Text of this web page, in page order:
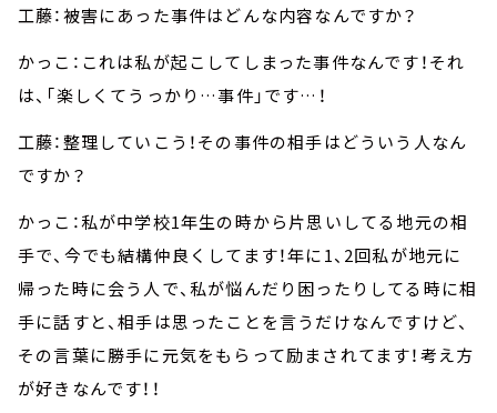
工藤：被害にあった事件はどんな内容なんですか？
かっこ：これは私が起こしてしまった事件なんです！それ
は、「楽しくてうっかり…事件」です…！
工藤：整理していこう！その事件の相手はどういう人なん
ですか？
かっこ：私が中学校1年生の時から片思いしてる地元の相
手で、今でも結構仲良くしてます！年に1、2回私が地元に
帰った時に会う人で、私が悩んだり困ったりしてる時に相
手に話すと、相手は思ったことを言うだけなんですけど、
その言葉に勝手に元気をもらって励まされてます！考え方
が好きなんです！！